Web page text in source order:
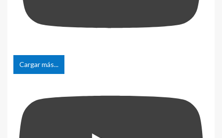
Cargar más...